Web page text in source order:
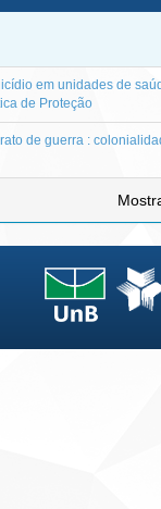
em unidades de
de Proteção
de guerra :